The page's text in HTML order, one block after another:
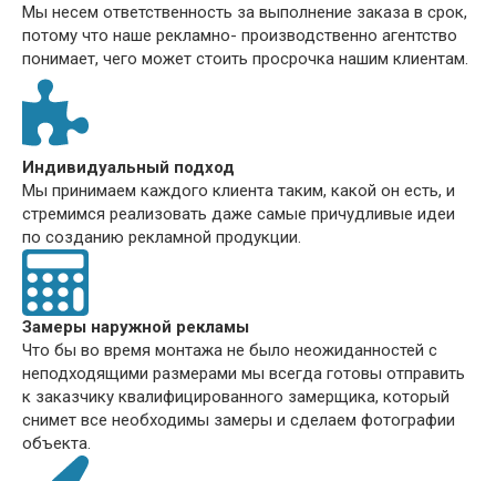
Мы несем ответственность за выполнение заказа в срок,
потому что наше рекламно- производственно агентство
понимает, чего может стоить просрочка нашим клиентам.
Индивидуальный подход
Мы принимаем каждого клиента таким, какой он есть, и
стремимся реализовать даже самые причудливые идеи
по созданию рекламной продукции.
Замеры наружной рекламы
Что бы во время монтажа не было неожиданностей с
неподходящими размерами мы всегда готовы отправить
к заказчику квалифицированного замерщика, который
снимет все необходимы замеры и сделаем фотографии
объекта.